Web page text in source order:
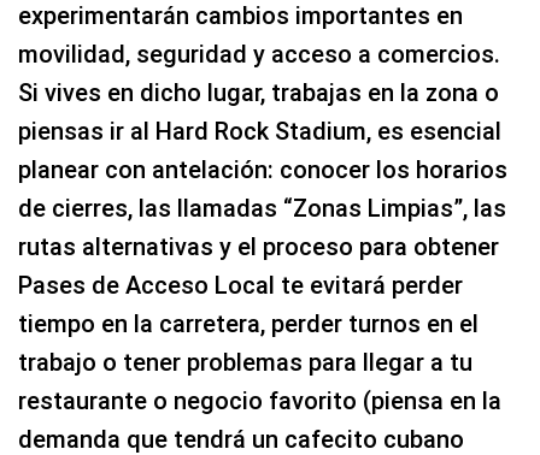
experimentarán cambios importantes en
movilidad, seguridad y acceso a comercios.
Si vives en dicho lugar, trabajas en la zona o
piensas ir al Hard Rock Stadium, es esencial
planear con antelación: conocer los horarios
de cierres, las llamadas “Zonas Limpias”, las
rutas alternativas y el proceso para obtener
Pases de Acceso Local te evitará perder
tiempo en la carretera, perder turnos en el
trabajo o tener problemas para llegar a tu
restaurante o negocio favorito (piensa en la
demanda que tendrá un cafecito cubano